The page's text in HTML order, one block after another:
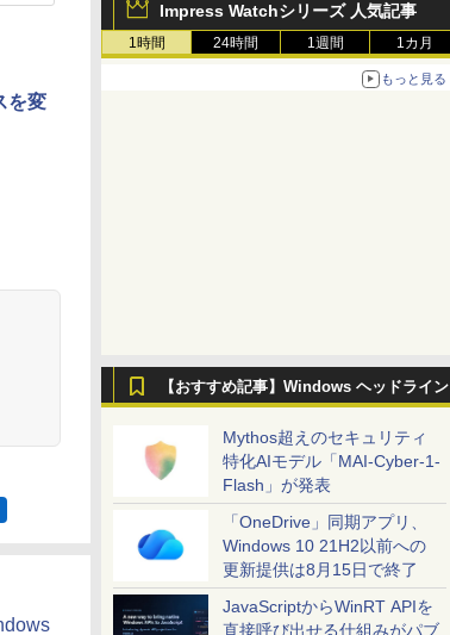
Impress Watchシリーズ 人気記事
1時間 24時間 1週間 1カ月
もっと見る
【おすすめ記事】Windows ヘッドライン
Mythos超えのセキュリティ
特化AIモデル「MAI-Cyber-1-
Flash」が発表
「OneDrive」同期アプリ、
Windows 10 21H2以前への
更新提供は8月15日で終了
JavaScriptからWinRT APIを
直接呼び出せる仕組みがパブ
を変